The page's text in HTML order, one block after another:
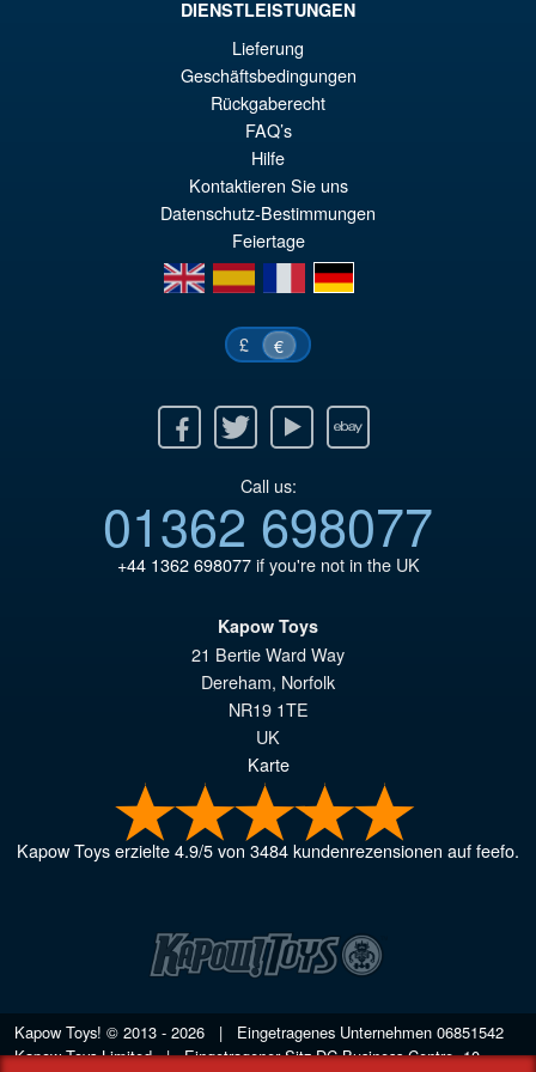
PRE ORDENA
DIENSTLEISTUNGEN
Lieferung
Geschäftsbedingungen
Rückgaberecht
FAQ’s
Hilfe
Kontaktieren Sie uns
Datenschutz-Bestimmungen
Feiertage
en
es fr de
£ €
Twitter Youtube Ebay
Call us:
01362 698077
+44 1362 698077if you're not in the UK
Kapow Toys
21 Bertie Ward Way
Dereham, Norfolk
NR19 1TE
UK
Karte
Kapow Toyserzielte4.9/5von 3484kundenrezensionen auf feefo.
Kapow Toys! © 2013 - 2026 | Eingetragenes Unternehmen 06851542
Kapow Toys Limited | Eingetragener Sitz DC Business Centre, 10